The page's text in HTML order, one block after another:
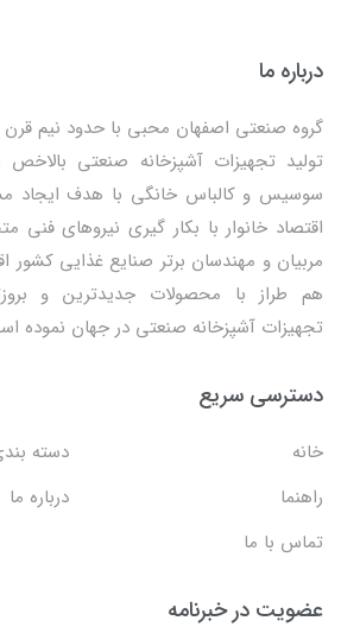
درباره ما
گروه صنعتی اصفهان محبی با حدود نیم قرن
تولید تجهیزات آشپزخانه صنعتی
سوسیس و کالباس خانگی با هدف ایجاد
اقتصاد خانوار با بکار گیری نیروهای
مربیان و مهندسان برتر صنایع غذایی کشور
هم طراز با محصولات جدیدترین و
تجهیزات آشپزخانه صنعتی در جهان نموده
دسترسی سریع
خانه
دسته
راهنما
درباره ما
تماس با ما
عضویت در خبرنامه